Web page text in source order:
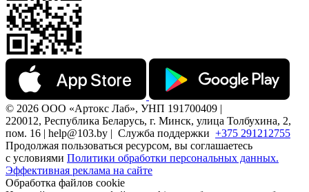
© 2026 ООО «Артокс Лаб», УНП 191700409 |
220012, Республика Беларусь, г. Минск, улица Толбухина, 2,
пом. 16 | help@103.by | Служба поддержки +375 291212755
Продолжая пользоваться ресурсом, вы соглашаетесь
с условиями Политики обработки персональных данных.
Эффективная реклама на сайте
Обработка файлов cookie